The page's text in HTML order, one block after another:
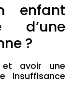
enfant
?
et avoir une
insuffisance